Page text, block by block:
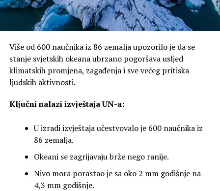
Više od 600 naučnika iz 86 zemalja upozorilo je da se
stanje svjetskih okeana ubrzano pogoršava usljed
klimatskih promjena, zagađenja i sve većeg pritiska
ljudskih aktivnosti.
Ključni nalazi izvještaja UN-a:
U izradi izvještaja učestvovalo je 600 naučnika iz
86 zemalja.
Okeani se zagrijavaju brže nego ranije.
Nivo mora porastao je sa oko 2 mm godišnje na
4,3 mm godišnje.